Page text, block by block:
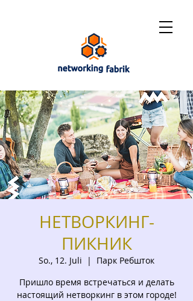
НЕТВОРКИНГ-
ПИКНИК
So., 12. Juli
  |
Парк Ребшток
Пришло время встречаться и делать
настоящий нетворкинг в этом городе!